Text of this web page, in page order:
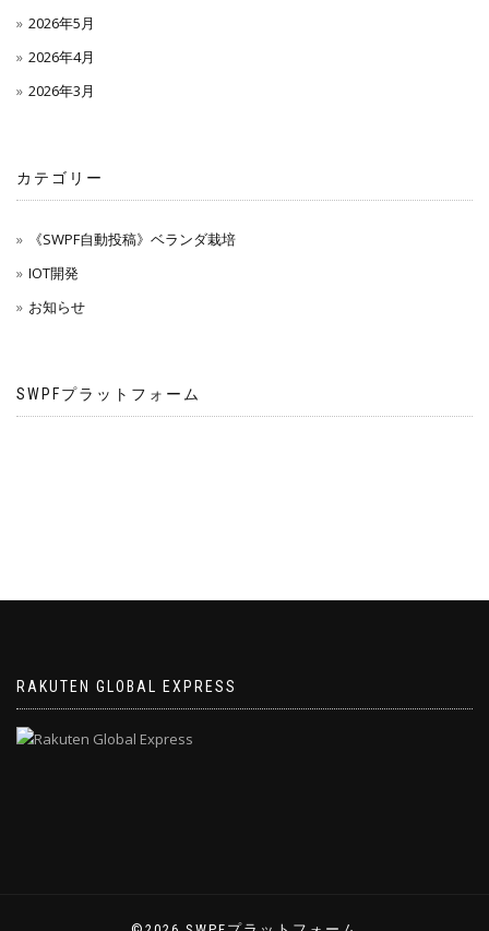
2026年5月
2026年4月
2026年3月
カテゴリー
《SWPF自動投稿》ベランダ栽培
IOT開発
お知らせ
SWPFプラットフォーム
RAKUTEN GLOBAL EXPRESS